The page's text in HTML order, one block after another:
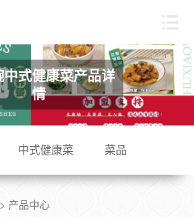
式健康菜产品详
情
中式健康菜 菜品
> 产品中心